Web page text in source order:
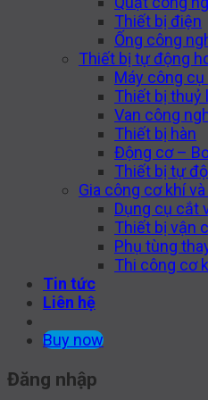
Thiết bị điện
Ống công
Thiết bị tự động
Máy công cụ
Thiết bị thuỷ
Van công
Thiết bị hàn
Động cơ –
Thiết bị tự
Gia công cơ khí
Dụng cụ cắt
Thiết bị vận
Phụ tùng
Thi công cơ
Tin tức
Liên hệ
Buy now
Đăng nhập